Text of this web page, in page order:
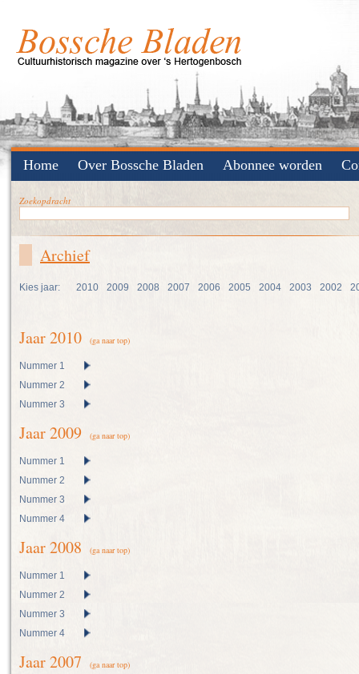
Home Over Bossche Bladen Abonnee worden
Zoekopdracht
Archief
Kies jaar: 2010 2009 2008 2007 2006 2005 2004 2003 2002
Jaar 2010 (ga naar top)
Nummer 1
Nummer 2
Nummer 3
Jaar 2009 (ga naar top)
Nummer 1
Nummer 2
Nummer 3
Nummer 4
Jaar 2008 (ga naar top)
Nummer 1
Nummer 2
Nummer 3
Nummer 4
Jaar 2007 (ga naar top)